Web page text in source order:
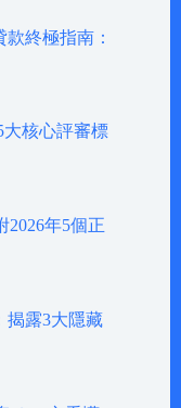
終極指南：
大核心評審標
2026年5個正
揭露3大隱藏